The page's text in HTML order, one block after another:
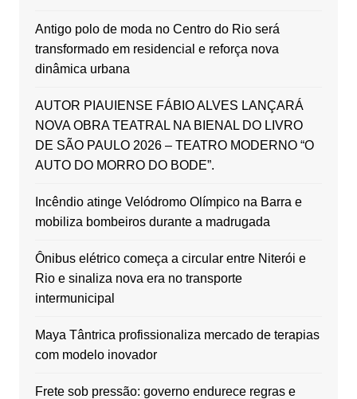
Antigo polo de moda no Centro do Rio será
transformado em residencial e reforça nova
dinâmica urbana
AUTOR PIAUIENSE FÁBIO ALVES LANÇARÁ
NOVA OBRA TEATRAL NA BIENAL DO LIVRO
DE SÃO PAULO 2026 – TEATRO MODERNO “O
AUTO DO MORRO DO BODE”.
Incêndio atinge Velódromo Olímpico na Barra e
mobiliza bombeiros durante a madrugada
Ônibus elétrico começa a circular entre Niterói e
Rio e sinaliza nova era no transporte
intermunicipal
Maya Tântrica profissionaliza mercado de terapias
com modelo inovador
Frete sob pressão: governo endurece regras e